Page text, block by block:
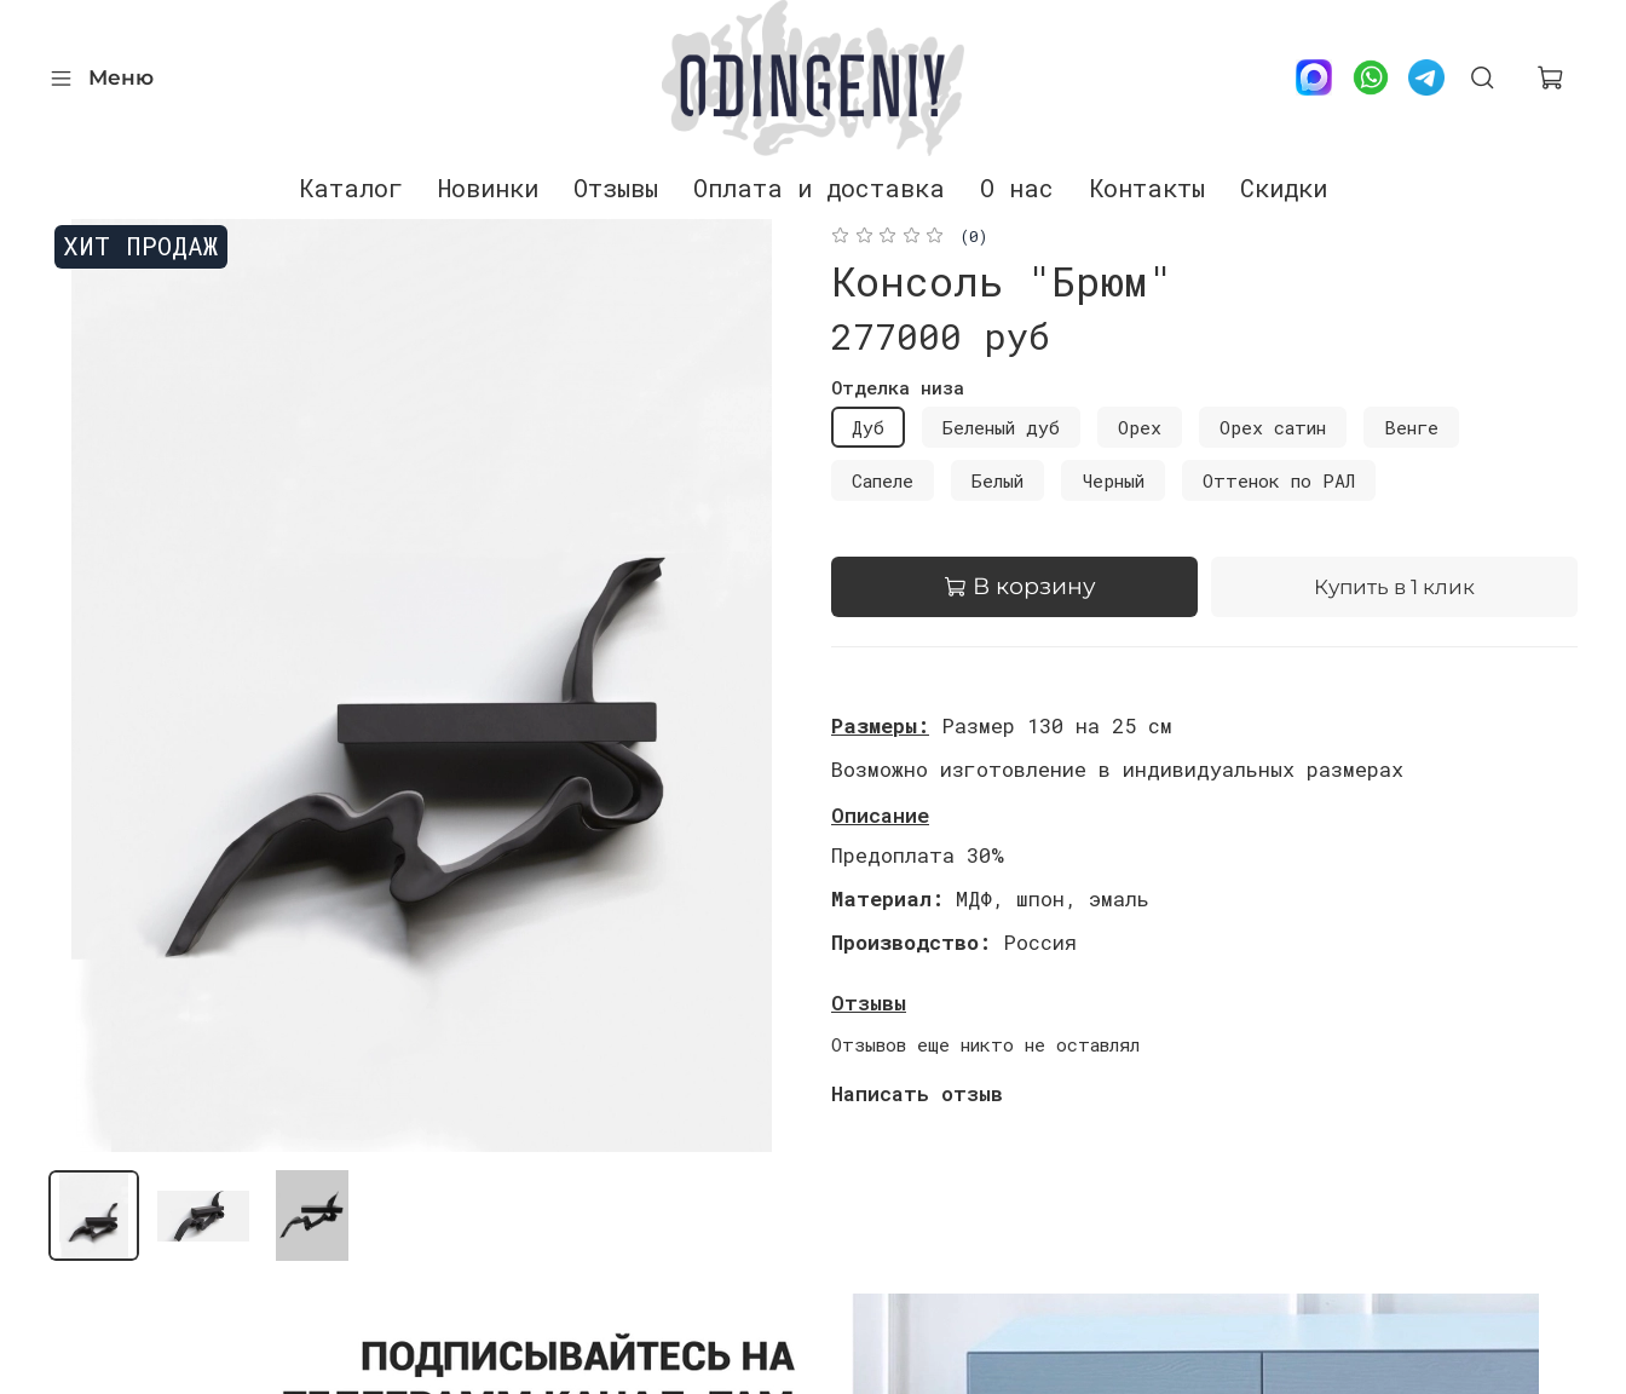
Меню
Каталог Новинки Отзывы Оплата и доставка О нас Контакты Скидки
ХИТ ПРОДАЖ (0)
Консоль "Брюм"
277000 руб
Отделка низа
Дуб
Беленый дуб Орех Орех сатин Венге
Сапеле Белый Черный Оттенок по РАЛ
В корзину Купить в 1 клик
Размеры:
Размер 130 на 25 см
Возможно изготовление в индивидуальных размерах
Описание
Предоплата 30%
Материал:
МДФ, шпон, эмаль
Производство:
Россия
Отзывы
Отзывов еще никто не оставлял
Написать отзыв